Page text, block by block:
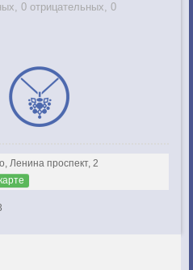
, 0 отрицательных, 0
Ленина проспект, 2